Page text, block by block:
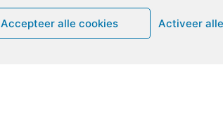
Accepteer alle cookies Activeer